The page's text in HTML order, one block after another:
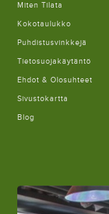
Miten Tilata
Kokotaulukko
Puhdistusvinkkejä
Tietosuojakäytäntö
Ehdot & Olosuhteet
Sivustokartta
Blog